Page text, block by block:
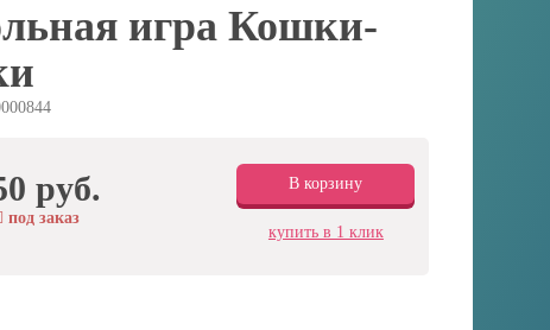
игра Кошки-
руб.
под заказ
В корзину
купить в 1 клик